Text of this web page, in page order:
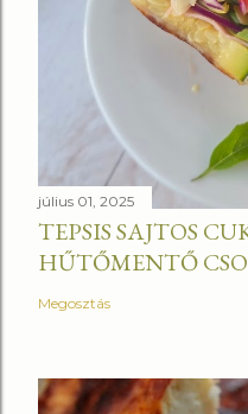
július 01, 2025
TEPSIS SAJTOS
HŰTŐMENTŐ
Megosztás